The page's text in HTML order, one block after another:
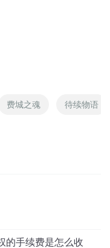
费城之魂 待续物语
的手续费是怎么收